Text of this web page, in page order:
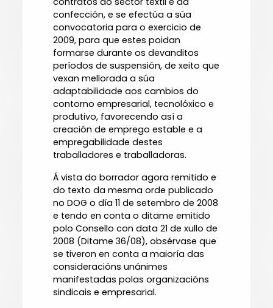
confección, e se efectúa a súa
convocatoria para o exercicio de
2009, para que estes poidan
formarse durante os devanditos
períodos de suspensión, de xeito que
vexan mellorada a súa
adaptabilidade aos cambios do
contorno empresarial, tecnolóxico e
produtivo, favorecendo así a
creación de emprego estable e a
empregabilidade destes
traballadores e traballadoras.
Á vista do borrador agora remitido e
do texto da mesma orde publicado
no DOG o día 11 de setembro de 2008
e tendo en conta o ditame emitido
polo Consello con data 21 de xullo de
2008 (Ditame 36/08), obsérvase que
se tiveron en conta a maioría das
consideracións unánimes
manifestadas polas organizacións
sindicais e empresarial.